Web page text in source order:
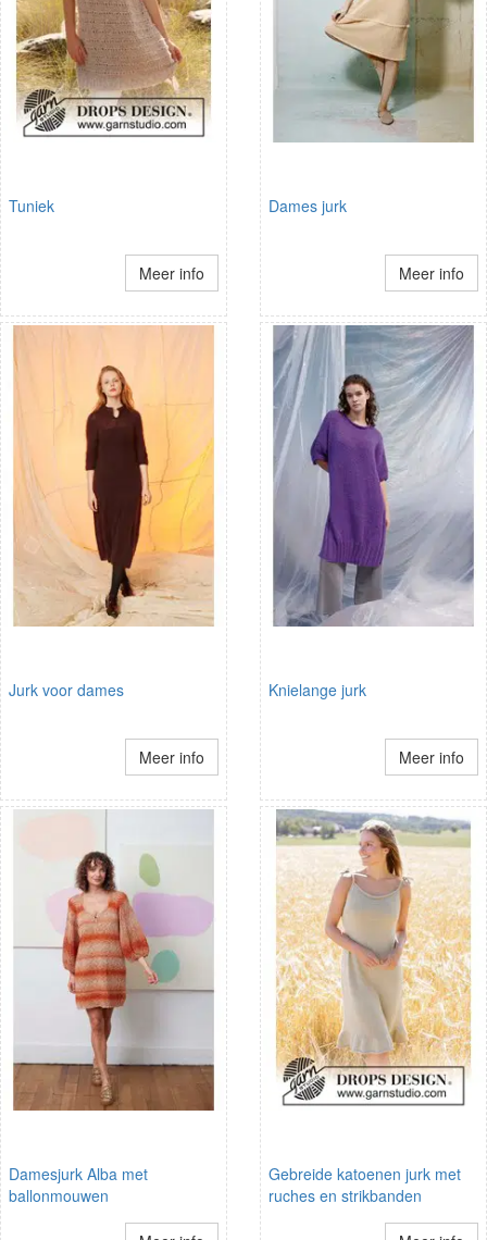
Tuniek
Meer info
Dames jurk
Meer info
Jurk voor dames
Meer info
Knielange jurk
Meer info
Damesjurk Alba met
ballonmouwen
Gebreide katoenen jurk met
ruches en strikbanden